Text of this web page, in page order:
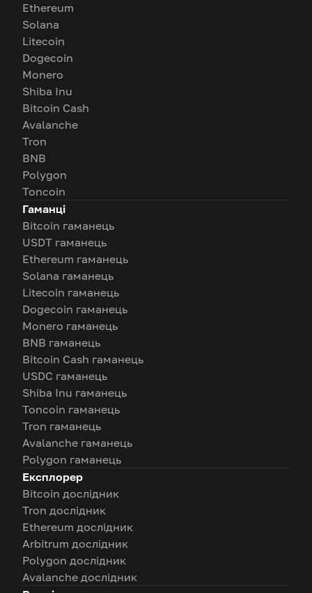
Ethereum
Solana
Litecoin
Dogecoin
Monero
Shiba Inu
Bitcoin Cash
Avalanche
Tron
BNB
Polygon
Toncoin
Гаманці
Bitcoin гаманець
USDT гаманець
Ethereum гаманець
Solana гаманець
Litecoin гаманець
Dogecoin гаманець
Monero гаманець
BNB гаманець
Bitcoin Cash гаманець
USDC гаманець
Shiba Inu гаманець
Toncoin гаманець
Tron гаманець
Avalanche гаманець
Polygon гаманець
Експлорер
Bitcoin дослідник
Tron дослідник
Ethereum дослідник
Arbitrum дослідник
Polygon дослідник
Avalanche дослідник